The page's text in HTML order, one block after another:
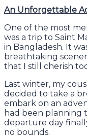
An Unforgettable
One of the most
was a trip to Saint
in Bangladesh. It
breathtaking
that I still cherish
Last winter, my
decided to take a
embark on an
had been planning
departure day
no bounds.